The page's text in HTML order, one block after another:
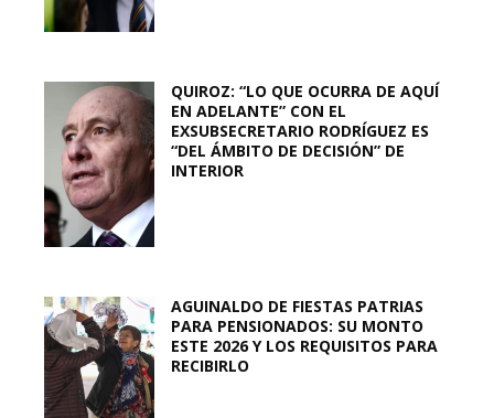
QUIROZ: “LO QUE OCURRA DE AQUÍ
EN ADELANTE” CON EL
EXSUBSECRETARIO RODRÍGUEZ ES
“DEL ÁMBITO DE DECISIÓN” DE
INTERIOR
AGUINALDO DE FIESTAS PATRIAS
PARA PENSIONADOS: SU MONTO
ESTE 2026 Y LOS REQUISITOS PARA
RECIBIRLO